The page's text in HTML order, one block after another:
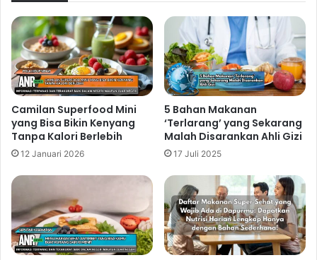
Camilan Superfood Mini
yang Bisa Bikin Kenyang
Tanpa Kalori Berlebih
12 Januari 2026
5 Bahan Makanan
‘Terlarang’ yang Sekarang
Malah Disarankan Ahli Gizi
17 Juli 2025